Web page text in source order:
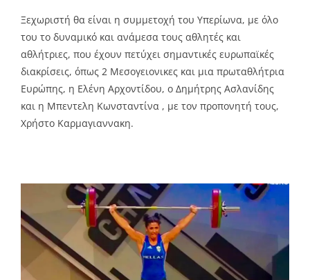
Ξεχωριστή θα είναι η συμμετοχή του Υπερίωνα, με όλο
του το δυναμικό και ανάμεσα τους αθλητές και
αθλήτριες, που έχουν πετύχει σημαντικές ευρωπαϊκές
διακρίσεις, όπως 2 Μεσογειονικες και μια πρωταθλήτρια
Ευρώπης, η Ελένη Αρχοντίδου, ο Δημήτρης Ασλανίδης
και η Μπεντελη Κωνσταντίνα , με τον προπονητή τους,
Χρήστο Καρμαγιαννακη.